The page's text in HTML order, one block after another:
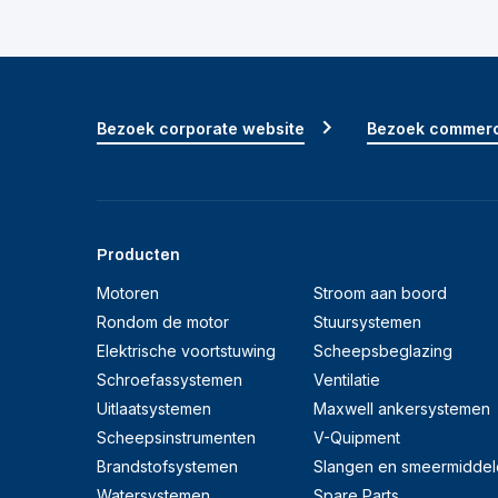
Producten
Motoren
Rondom de motor
Elektrische voortstuwing
Schroefassystemen
Uitlaatsystemen
Scheepsinstrumenten
Brandstofsystemen
Stroom aan boord
Stuursystemen
Scheepsbeglazing
Ventilatie
Maxwell ankersystemen
V-Quipment
Slangen en
Bezoek corporate website Bezoek